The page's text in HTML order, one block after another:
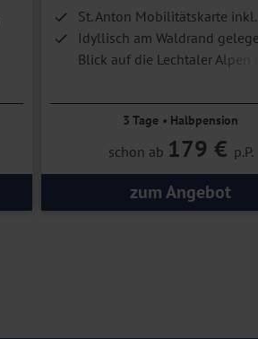
St. Anton Mobilitätskarte inkl.
Idyllisch am Waldrand
Blick auf die Lechtaler Alpen
Lampakawanderung vor Ort
zubuchbar3 Tage • Halbpension
schon ab 179 € p.P.
zum Angebot